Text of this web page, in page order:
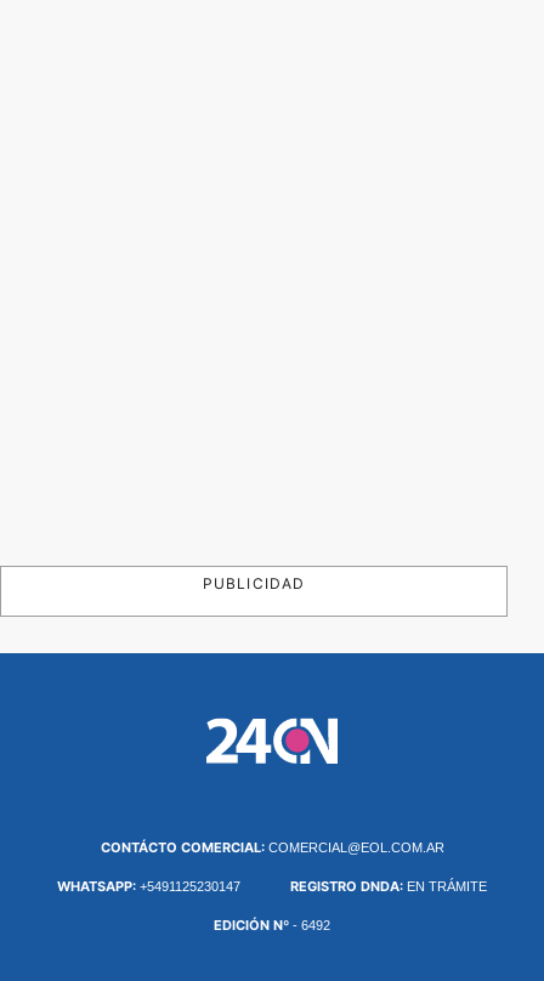
PUBLICIDAD
CONTÁCTO COMERCIAL: COMERCIAL@EOL.COM.AR
WHATSAPP: +5491125230147 REGISTRO DNDA: EN TRÁMITE
EDICIÓN Nº - 6492